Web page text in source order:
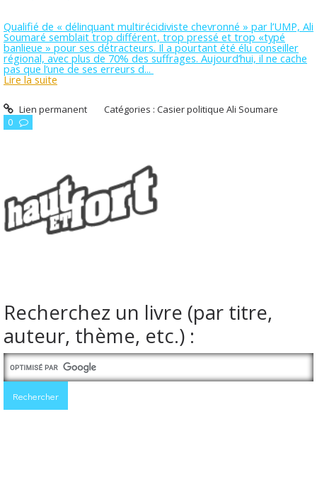
Qualifié de « délinquant multirécidiviste chevronné » par l’UMP, Ali
Soumaré semblait trop différent, trop pressé et trop «typé
banlieue » pour ses détracteurs. Il a pourtant été élu conseiller
régional, avec plus de 70% des suffrages. Aujourd’hui, il ne cache
pas que l’une de ses erreurs d...
Lire la suite
Lien permanent Catégories :Casier politique Ali Soumare
0
Recherchez un livre (par titre,
auteur, thème, etc.) :